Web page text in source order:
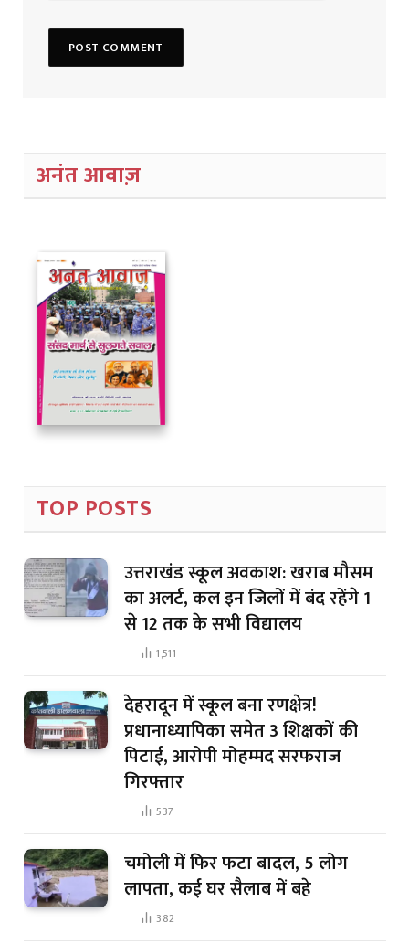
अनंत आवाज़
TOP POSTS
उत्तराखंड स्कूल अवकाश: खराब मौसम
का अलर्ट, कल इन जिलों में बंद रहेंगे 1
से 12 तक के सभी विद्यालय
1,511
देहरादून में स्कूल बना रणक्षेत्र!
प्रधानाध्यापिका समेत 3 शिक्षकों की
पिटाई, आरोपी मोहम्मद सरफराज
गिरफ्तार
537
चमोली में फिर फटा बादल, 5 लोग
लापता, कई घर सैलाब में बहे
382